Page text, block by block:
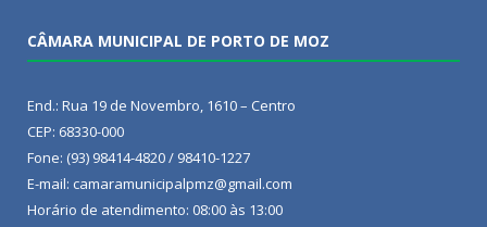
CÂMARA MUNICIPAL DE PORTO DE MOZ
End.: Rua 19 de Novembro, 1610 – Centro
CEP: 68330-000
Fone: (93) 98414-4820 / 98410-1227
E-mail: camaramunicipalpmz@gmail.com
Horário de atendimento: 08:00 às 13:00